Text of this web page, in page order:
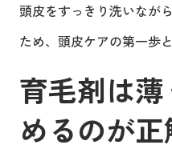
頭皮をすっきり洗いなが
ため、頭皮ケアの第一歩
育毛剤は
めるのが